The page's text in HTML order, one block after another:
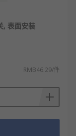
故障风
配置模
，灵活性
小电流电
表面安装
RMB46.29/件